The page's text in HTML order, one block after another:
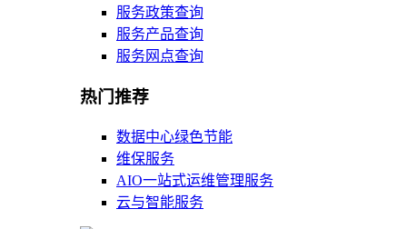
服务政策查询
服务产品查询
服务网点查询
热门推荐
数据中心绿色节能
维保服务
AIO一站式运维管理服务
云与智能服务